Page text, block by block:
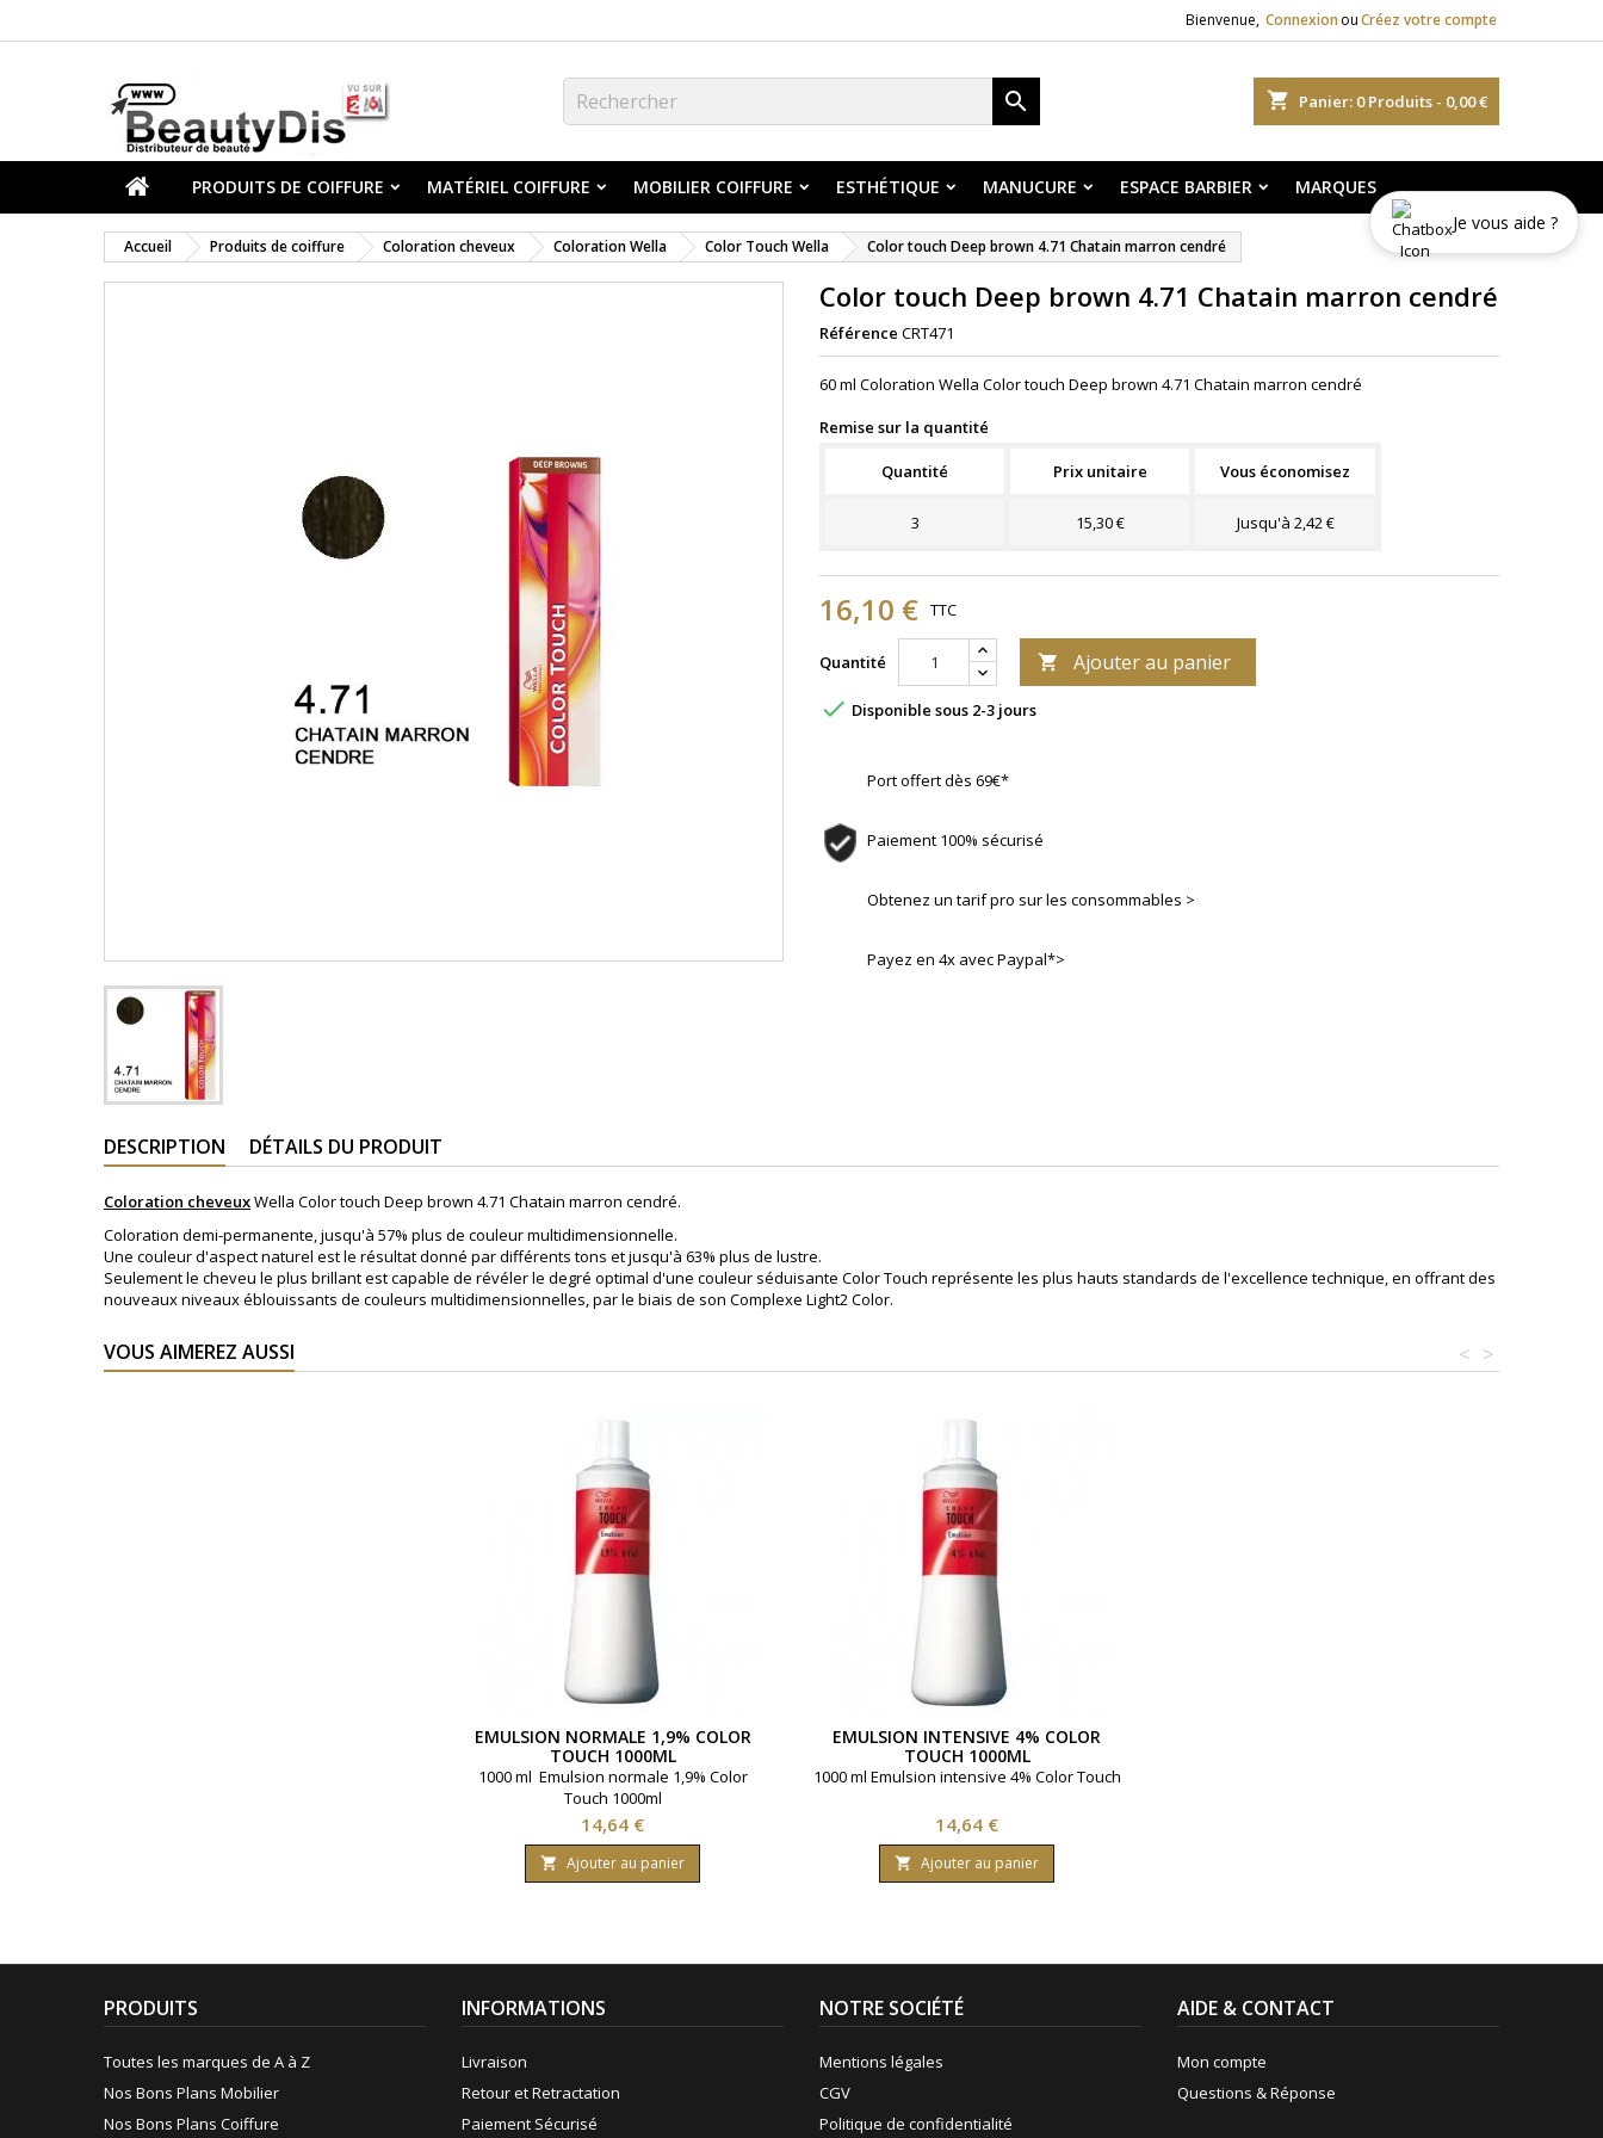
Bienvenue, Connexion ouCréez votre compte
shopping_cart Panier: 0Produits - 0,00 €

PRODUITS DE COIFFURE MATÉRIEL COIFFURE MOBILIER COIFFURE ESTHÉTIQUE MANUCURE ESPACE BARBIER MARQUES
Accueil Produits de coiffure Coloration cheveux Coloration Wella Color Touch Wella Color touch Deep brown 4.71 Chatain marron cendré
Color touch Deep brown 4.71 Chatain marron cendré
Référence CRT471
60 ml Coloration Wella Color touch Deep brown 4.71 Chatain marron cendré
Remise sur la quantité
Quantité Prix unitaire Vous économisez
3 15,30 € Jusqu'à 2,42 €
16,10 € TTC
Quantité  Ajouter au panier
 Disponible sous 2-3 jours
Port offert dès 69€*
Paiement 100% sécurisé
Obtenez un tarif pro sur les consommables >
Payez en 4x avec Paypal*>
DESCRIPTION DÉTAILS DU PRODUIT
Coloration cheveuxWella Color touch Deep brown 4.71 Chatain marron cendré.
Coloration demi-permanente, jusqu'à 57% plus de couleur multidimensionnelle.
Une couleur d'aspect naturel est le résultat donné par différents tons et jusqu'à 63% plus de lustre.
Seulement le cheveu le plus brillant est capable de révéler le degré optimal d'une couleur séduisante Color Touch représente les plus hauts standards de l'excellence technique, en offrant des
nouveaux niveaux éblouissants de couleurs multidimensionnelles, par le biais de son Complexe Light2 Color.
VOUS AIMEREZ AUSSI >
<
EMULSION NORMALE 1,9% COLOR
TOUCH 1000ML
1000 ml Emulsion normale 1,9% Color
Touch 1000ml
Prix
14,64 €
 Ajouter au panier
EMULSION INTENSIVE 4% COLOR
TOUCH 1000ML
1000 ml Emulsion intensive 4% Color Touch
Prix
14,64 €
 Ajouter au panier
PRODUITS
Toutes les marques de A à Z
Nos Bons Plans Mobilier
Nos Bons Plans Coiffure
INFORMATIONS
Livraison
Retour et Retractation
Paiement Sécurisé
NOTRE SOCIÉTÉ
Mentions légales
CGV
Politique de confidentialité
AIDE & CONTACT
Mon compte
Questions & Réponse
Je vous aide ?